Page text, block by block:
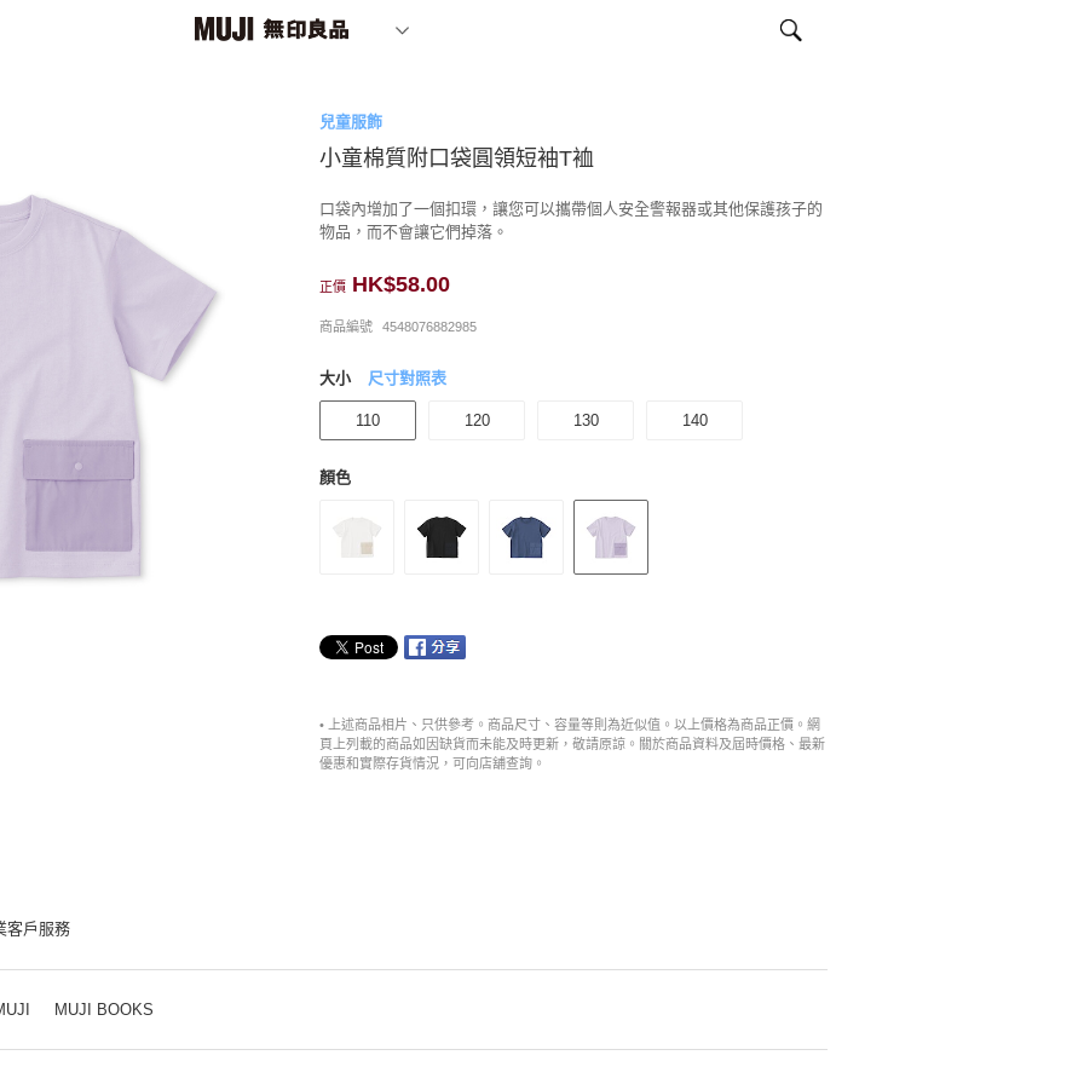
兒童服飾
小童棉質附口袋圓領短袖T裇
口袋內增加了一個扣環，讓您可以攜帶個人安全警報器或其他保護孩子的
物品，而不會讓它們掉落。
正價 HK$58.00
商品編號 4548076882985
大小 尺寸對照表
110 120 130 140
顏色
• 上述商品相片、只供參考。商品尺寸、容量等則為近似值。以上價格為商品正價。網
頁上列載的商品如因缺貨而未能及時更新，敬請原諒。關於商品資料及屆時價格、最新
優惠和實際存貨情況，可向店舖查詢。
客戶服務
MUJI BOOKS